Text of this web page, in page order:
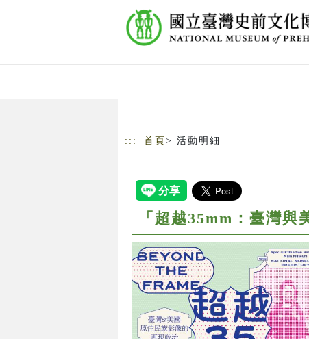
::: 首頁 > 活動明細
「超越35mm：臺灣